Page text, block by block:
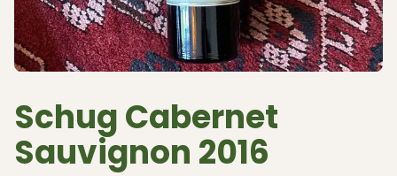
Schug Cabernet
Sauvignon 2016